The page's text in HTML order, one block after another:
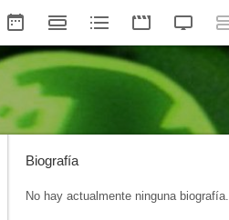
Biografía
No hay actualmente ninguna biografía.